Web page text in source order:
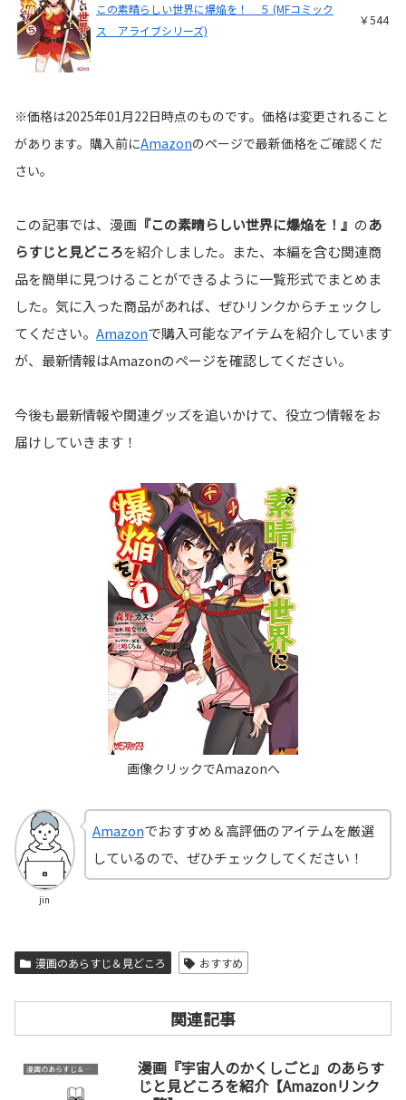
この素晴らしい世界に爆焔を！ ５ (MFコミック
ス アライブシリーズ)
￥544
※価格は2025年01月22日時点のものです。価格は変更されること
があります。購入前にAmazonのページで最新価格をご確認くだ
さい。
この記事では、漫画 『この素晴らしい世界に爆焔を！』 のあ
らすじと見どころを紹介しました。また、本編を含む関連商
品を簡単に見つけることができるように一覧形式でまとめま
した。気に入った商品があれば、ぜひリンクからチェックし
てください。 Amazonで購入可能なアイテムを紹介しています
が、最新情報はAmazonのページを確認してください。
今後も最新情報や関連グッズを追いかけて、役立つ情報をお
届けしていきます！
jin
Amazonでおすすめ＆高評価のアイテムを厳選
しているので、ぜひチェックしてください！
漫画のあらすじ＆見どころ おすすめ
関連記事
漫画のあらすじ＆見どころ
漫画『宇宙人のかくしごと』のあらす
じと見どころを紹介【Amazonリンク